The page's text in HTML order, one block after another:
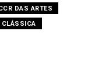
DAS ARTES